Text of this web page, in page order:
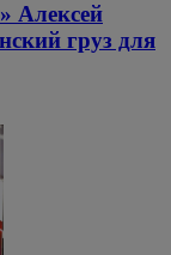
Алексей
груз для